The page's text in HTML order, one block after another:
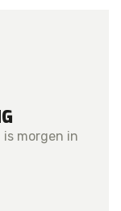
is morgen in